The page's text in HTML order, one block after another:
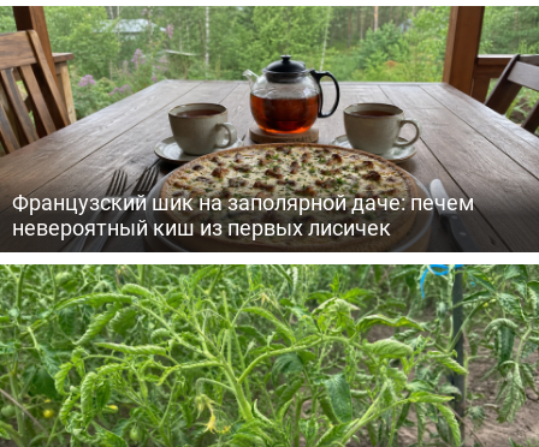
Французский шик на заполярной даче: печем
невероятный киш из первых лисичек